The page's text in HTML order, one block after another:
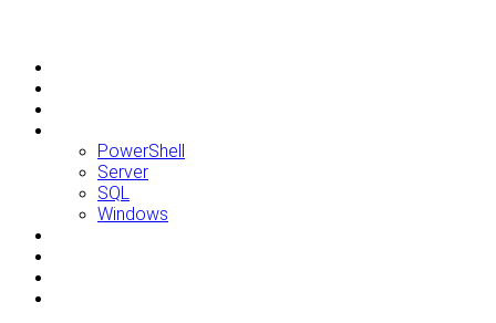
PowerShell
Server
SQL
Windows